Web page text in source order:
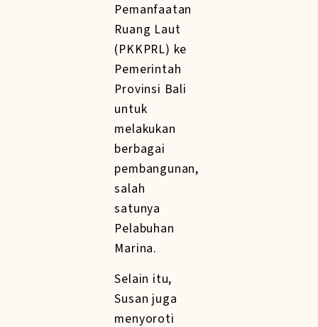
Pemanfaatan
Ruang Laut
(PKKPRL) ke
Pemerintah
Provinsi Bali
untuk
melakukan
berbagai
pembangunan,
salah
satunya
Pelabuhan
Marina.
Selain itu,
Susan juga
menyoroti